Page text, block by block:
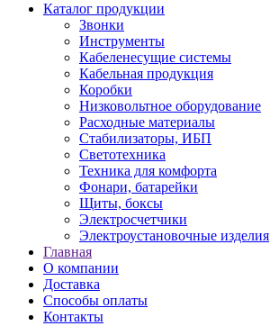
Каталог продукции
Звонки
Инструменты
Кабеленесущие системы
Кабельная продукция
Коробки
Низковольтное оборудование
Расходные материалы
Стабилизаторы, ИБП
Светотехника
Техника для комфорта
Фонари, батарейки
Щиты, боксы
Электросчетчики
Электроустановочные изделия
Главная
О компании
Доставка
Способы оплаты
Контакты